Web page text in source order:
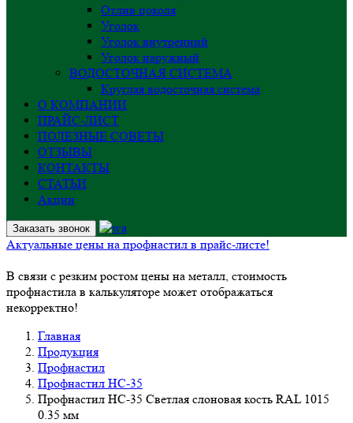
Отлив цоколя
Уголок
Уголок внутренний
Уголок наружный
ВОДОСТОЧНАЯ СИСТЕМА
Круглая водосточная система
О КОМПАНИИ
ПРАЙС-ЛИСТ
ПОЛЕЗНЫЕ СОВЕТЫ
ОТЗЫВЫ
КОНТАКТЫ
СТАТЬИ
Акции
Заказать звонок
Актуальные цены на профнастил в прайс-листе!
В связи с резким ростом цены на металл, стоимость
профнастила в калькуляторе может отображаться
некорректно!
Главная
Продукция
Профнастил
Профнастил НС-35
Профнастил НС-35 Светлая слоновая кость RAL 1015
0.35 мм